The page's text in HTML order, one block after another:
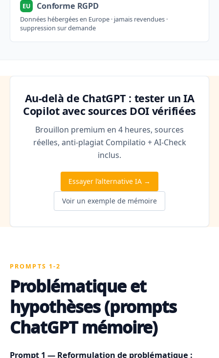
EU Conforme RGPD
Données hébergées en Europe · jamais revendues ·
suppression sur demande
Au-delà de ChatGPT : tester un IA
Copilot avec sources DOI vérifiées
Brouillon premium en 4 heures, sources
réelles, anti-plagiat Compilatio + AI-Check
inclus.
Essayer l’alternative IA →
Voir un exemple de mémoire
PROMPTS 1-2
Problématique et
hypothèses (prompts
ChatGPT mémoire)
Prompt 1 — Reformulation de problématique :